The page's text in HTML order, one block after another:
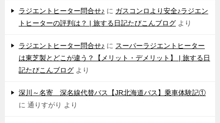
ラジエントヒーター問合せ♪ に ガスコンロより安全♪ラジエン
トヒーターの評判は？ | 旅する日記たびこんブログ より
ラジエントヒーター問合せ♪ に スーパーラジエントヒーター
は東芝製とどこが違う？【メリット・デメリット】 | 旅する日
記たびこんブログ より
深川～名寄 深名線代替バス【JR北海道バス】乗車体験記①
に 通りすがり より